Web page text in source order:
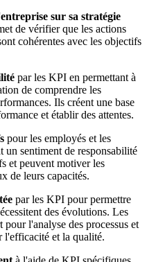
sur sa stratégie
de vérifier que les actions
cohérentes avec les objectifs
par les KPI en permettant à
de comprendre les
Ils créent une base
et établir des attentes.
pour les employés et les
un sentiment de responsabilité
et peuvent motiver les
de leurs capacités.
par les KPI pour permettre
des évolutions. Les
l'analyse des processus et
l'efficacité et la qualité.